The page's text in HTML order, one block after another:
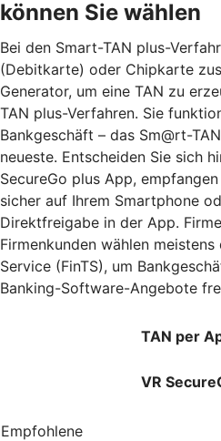
können Sie wählen
Bei den Smart-TAN plus-
(Debitkarte) oder Chipkarte
Generator, um eine TAN zu
TAN plus-Verfahren. Sie
Bankgeschäft – das Sm@rt-
neueste. Entscheiden Sie sich
SecureGo plus App,
sicher auf Ihrem Smartphone
Direktfreigabe in der App.
Firmenkunden wählen
Service (FinTS), um
Banking-Software-Angebote
TAN per
VR
Empfohlene